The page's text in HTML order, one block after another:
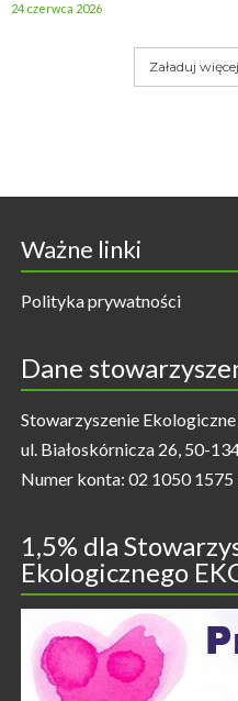
24 czerwca 2026
Załaduj
Ważne linki
Polityka prywatności
Dane
Stowarzyszenie
ul. Białoskórnicza 26, 50-
Numer konta: 02 1050
1,5% dla
Ekologicznego